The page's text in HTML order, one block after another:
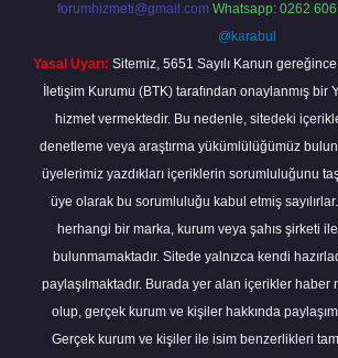
forumhizmeti@gmail.com Whatsapp: 0262
@karabul
Yasal Uyarı: Sitemiz, 5651 Sayılı Kanun
İletişim Kurumu (BTK) tarafından onaylanmış bir
hizmet vermektedir. Bu nedenle, sitedeki
denetleme veya araştırma yükümlülüğümüz
üyelerimiz yazdıkları içeriklerin sorumluluğunu
üye olarak bu sorumluluğu kabul etmiş
herhangi bir marka, kurum veya şahıs şirketi
bulunmamaktadır. Sitede yalnızca kendi
paylaşılmaktadır. Burada yer alan içerikler haber
olup, gerçek kurum ve kişiler hakkında paylaşım
Gerçek kurum ve kişiler ile isim benzerlikleri